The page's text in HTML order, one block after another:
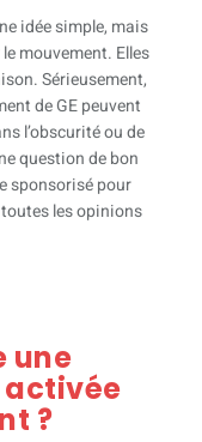
idée simple, mais
mouvement. Elles
Sérieusement,
de GE peuvent
l’obscurité ou de
question de bon
sponsorisé pour
les opinions
une
?